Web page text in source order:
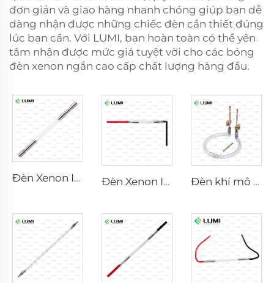
đơn giản và giao hàng nhanh chóng giúp bạn dễ
dàng nhận được những chiếc đèn cần thiết đúng
lúc bạn cần. Với LUMI, bạn hoàn toàn có thể yên
tâm nhận được mức giá tuyệt vời cho các bóng
đèn xenon ngắn cao cấp chất lượng hàng đầu.
Đèn Xenon IPL P1640 – 7×47×110 mm Đèn Xenon IPL P1541 – 9×45×100 mm Đèn khí mô phỏng ánh sáng mặt trời D1200 – 10×110 mm